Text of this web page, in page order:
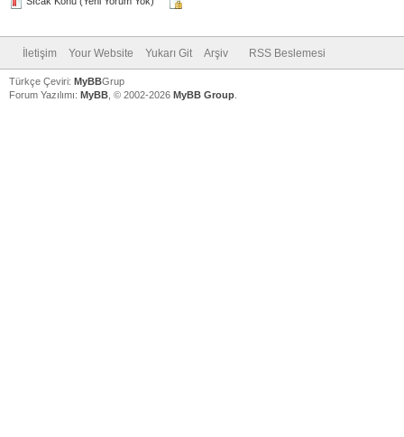
İletişim Your Website Yukarı Git Arşiv RSS Beslemesi
Türkçe Çeviri: MyBBGrup
Forum Yazılımı: MyBB , © 2002-2026 MyBB Group